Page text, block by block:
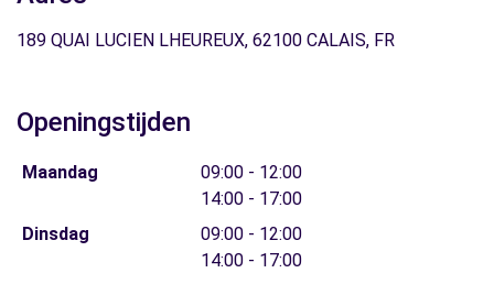
189 QUAI LUCIEN LHEUREUX, 62100 CALAIS, FR
Openingstijden
Maandag
09:00 - 12:00
14:00 - 17:00
Dinsdag
09:00 - 12:00
14:00 - 17:00